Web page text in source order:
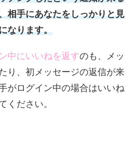
相手にあなたをしっかりと見
なります。
中にいいねを返すのも、メッ
り、初メッセージの返信が来
がログイン中の場合はいいね
ください。